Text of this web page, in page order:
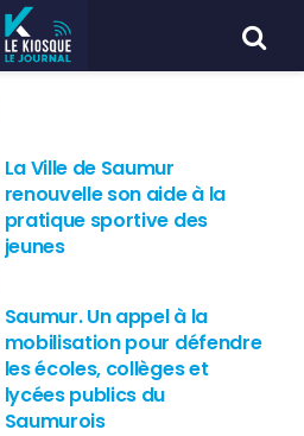
La Ville de Saumur
renouvelle son aide à la
pratique sportive des
jeunes
Saumur. Un appel à la
mobilisation pour défendre
les écoles, collèges et
lycées publics du
Saumurois